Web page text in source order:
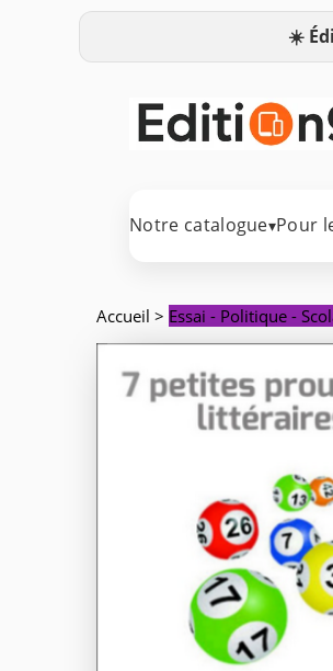
☀️
Notre catalogue▾Pour
Accueil > Essai - Politique -